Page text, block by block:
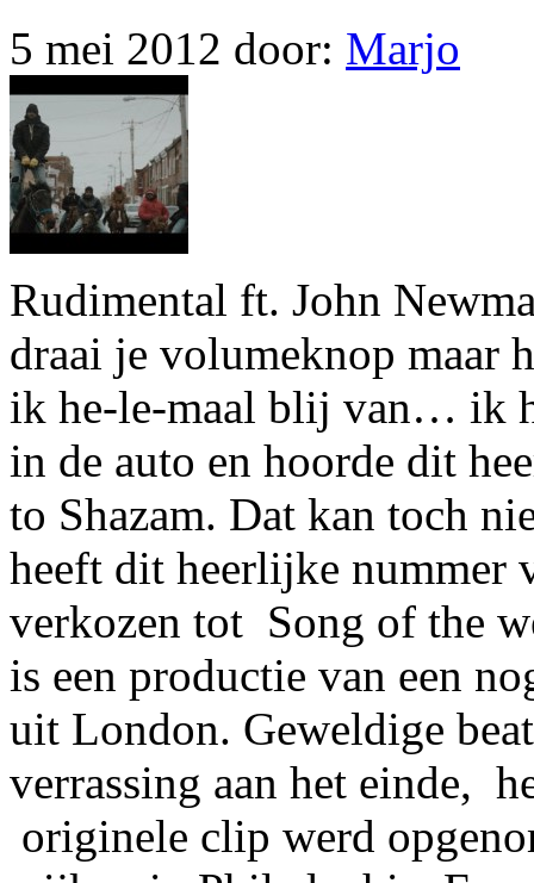
5 mei 2012 door: Marjo
Rudimental ft. John
draai je volumeknop maar
ik he-le-maal blij van… ik
in de auto en hoorde dit
to Shazam. Dat kan toch
heeft dit heerlijke nummer
verkozen tot Song of the
is een productie van een
uit London. Geweldige
verrassing aan het einde,
originele clip werd